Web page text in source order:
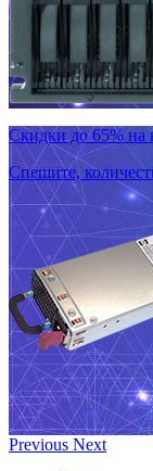
Скидки до 65% на
Спешите,
Previous Next